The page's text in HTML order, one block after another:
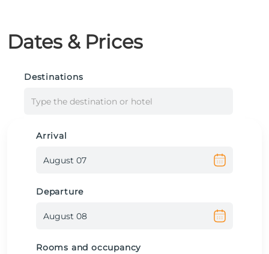
Dates & Prices
Destinations
Type the destination or hotel
Arrival
Departure
Rooms and occupancy